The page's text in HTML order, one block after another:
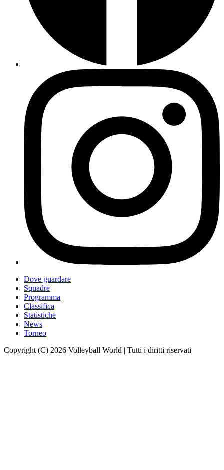
Dove guardare
Squadre
Programma
Classifica
Statistiche
News
Torneo
Copyright (C) 2026 Volleyball World | Tutti i diritti riservati